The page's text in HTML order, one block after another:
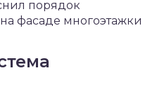
порядок
фасаде многоэтажки